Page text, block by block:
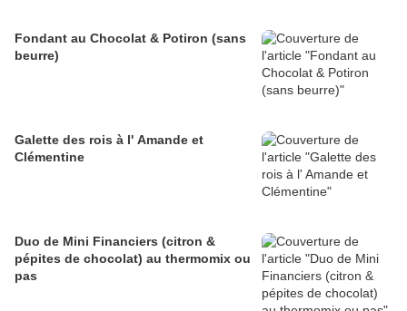
Fondant au Chocolat & Potiron (sans
beurre)
Galette des rois à l' Amande et
Clémentine
Duo de Mini Financiers (citron &
pépites de chocolat) au thermomix ou
pas